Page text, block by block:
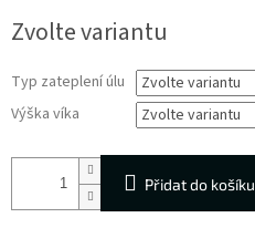
cena:
Zvolte variantu
Typ zateplení úlu
Výška víka
Přidat do košíku